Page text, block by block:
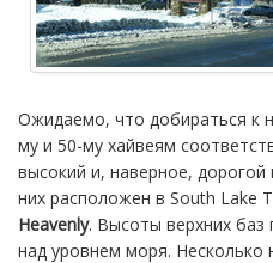
Ожидаемо, что добираться к
му и 50-му хайвеям
высокий и, наверное,
них расположен в South Lake
Heavenly. Высоты верхних
над уровнем моря. Несколько